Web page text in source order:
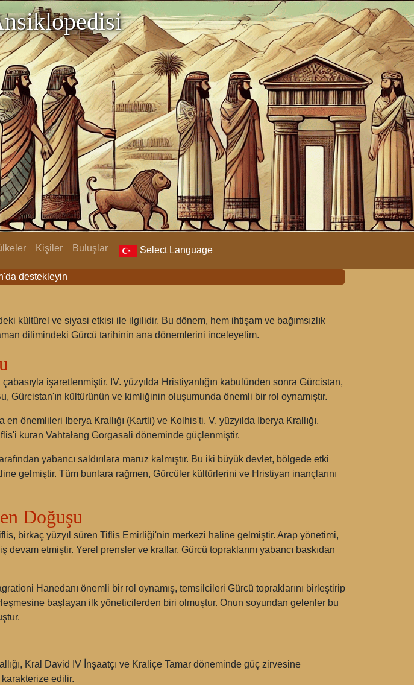
Kişiler Buluşlar Select Language
destekleyin
kültürel ve siyasi etkisi ile ilgilidir. Bu dönem, hem ihtişam ve bağımsızlık
dilimindeki Gürcü tarihinin ana dönemlerini inceleyelim.
işaretlenmiştir. IV. yüzyılda Hristiyanlığın kabulünden sonra Gürcistan,
Gürcistan'ın kültürünün ve kimliğinin oluşumunda önemli bir rol oynamıştır.
önemlileri Iberya Krallığı (Kartli) ve Kolhis'ti. V. yüzyılda Iberya Krallığı,
kuran Vahtałang Gorgasali döneminde güçlenmiştir.
yabancı saldırılara maruz kalmıştır. Bu iki büyük devlet, bölgede etki
gelmiştir. Tüm bunlara rağmen, Gürcüler kültürlerini ve Hristiyan inançlarını
Doğuşu
birkaç yüzyıl süren Tiflis Emirliği'nin merkezi haline gelmiştir. Arap yönetimi,
etmiştir. Yerel prensler ve krallar, Gürcü topraklarını yabancı baskıdan
Hanedanı önemli bir rol oynamış, temsilcileri Gürcü topraklarını birleştirip
başlayan ilk yöneticilerden biri olmuştur. Onun soyundan gelenler bu
Kral David IV İnşaatçı ve Kraliçe Tamar döneminde güç zirvesine
edilir.